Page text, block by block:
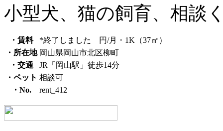
小型犬、猫の飼育、相談
・賃料
*終了しました 円/月・1K（37㎡）
・所在地 岡山県岡山市北区柳町
・交通
JR「岡山駅」徒歩14分
・ペット 相談可
・No.
rent_412